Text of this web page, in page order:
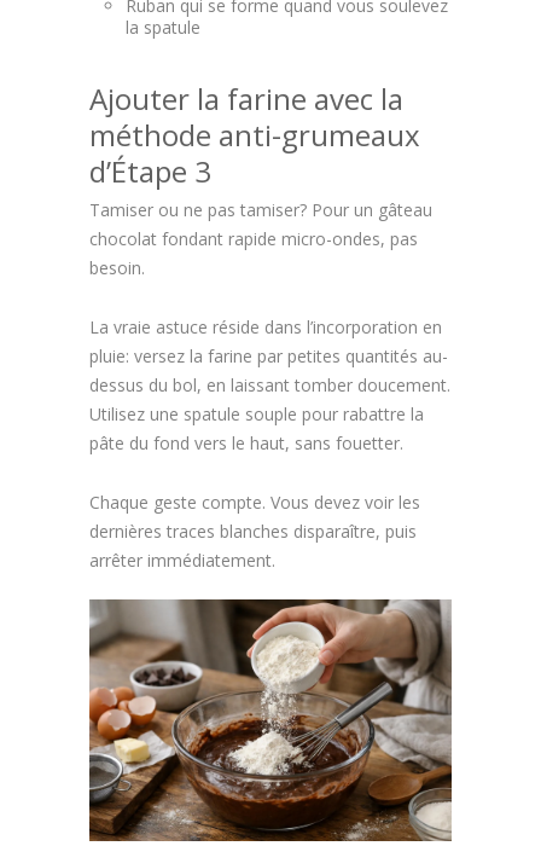
Ruban qui se forme quand vous soulevez
la spatule
Ajouter la farine avec la
méthode anti-grumeaux
d’Étape 3
Tamiser ou ne pas tamiser? Pour un gâteau
chocolat fondant rapide micro-ondes, pas
besoin.
La vraie astuce réside dans l’incorporation en
pluie: versez la farine par petites quantités au-
dessus du bol, en laissant tomber doucement.
Utilisez une spatule souple pour rabattre la
pâte du fond vers le haut, sans fouetter.
Chaque geste compte. Vous devez voir les
dernières traces blanches disparaître, puis
arrêter immédiatement.